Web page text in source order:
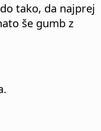
tako, da najprej
še gumb z